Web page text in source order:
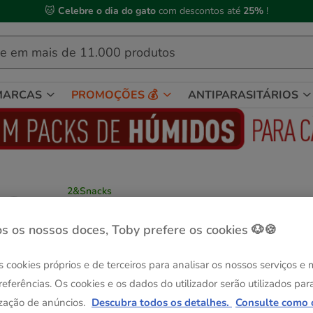
🐱 Celebre o dia do gato com descontos até 25% !
PROMOÇÕES 💰 ANTIPARASITÁRIOS
2&Snacks
cães
Ver descrição
Peso:50 g
50 g
Sem Stock
2 pacotes x 50 g
Sem Stock
os nossos doces, Toby prefere os cookies 🐶🍪
cookies próprios e de terceiros para analisar os nossos serviços e
Os cookies e os dados do utilizador serão utilizados
de anúncios. Descubra todos os detalhes. Consulte como